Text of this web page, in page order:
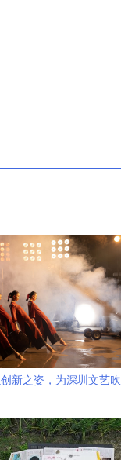
新之姿，为深圳文艺吹